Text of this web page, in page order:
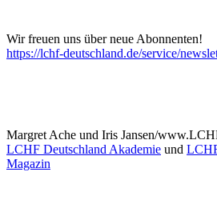
Wir freuen uns über neue Abonnenten!
https://lchf-deutschland.de/service/
Margret Ache und Iris Jansen/
LCHF Deutschland Akademie und
Magazin